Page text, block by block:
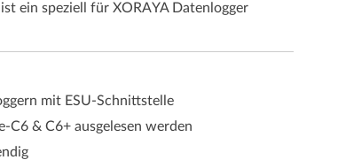
ein speziell für XORAYA Datenlogger
mit ESU-Schnittstelle
C6 & C6+ ausgelesen werden